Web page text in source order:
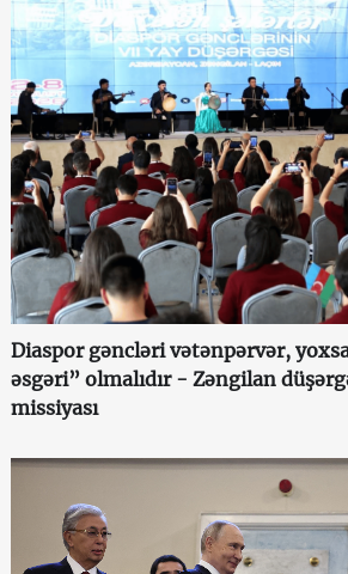
Diaspor gəncləri vətənpərvər,
əsgəri” olmalıdır - Zəngilan
missiyası